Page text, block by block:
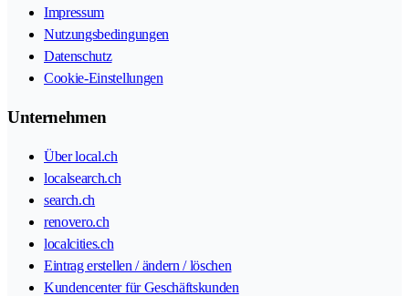
Impressum
Nutzungsbedingungen
Datenschutz
Cookie-Einstellungen
Unternehmen
Über local.ch
localsearch.ch
search.ch
renovero.ch
localcities.ch
Eintrag erstellen / ändern / löschen
Kundencenter für Geschäftskunden